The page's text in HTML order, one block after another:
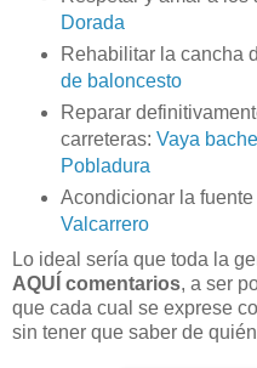
Dorada
Rehabilitar la cancha
de baloncesto
Reparar
carreteras: Vaya
Pobladura
Acondicionar la fuente
Valcarrero
Lo ideal sería que toda la
AQUÍ comentarios, a ser
que cada cual se exprese
sin tener que saber de